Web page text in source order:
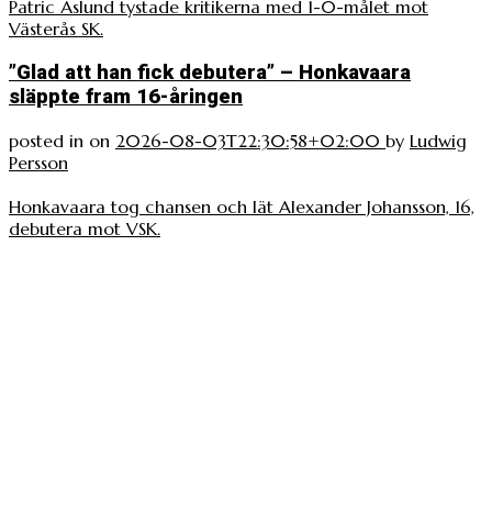
Patric Åslund tystade kritikerna med 1-0-målet mot
Västerås SK.
”Glad att han fick debutera” – Honkavaara
släppte fram 16-åringen
posted in on 2026-08-03T22:30:58+02:00 by Ludwig
Persson
Honkavaara tog chansen och lät Alexander Johansson, 16,
debutera mot VSK.